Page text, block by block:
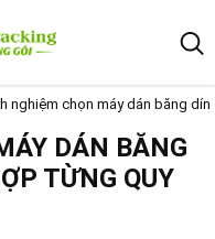
nghiệm chọn máy dán băng
DÁN BĂNG
TỪNG QUY